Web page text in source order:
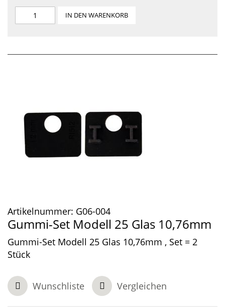
IN DEN WARENKORB
Artikelnummer: G06-004
Gummi-Set Modell 25 Glas 10,76mm
Gummi-Set Modell 25 Glas 10,76mm , Set = 2
Stück
Wunschliste Vergleichen